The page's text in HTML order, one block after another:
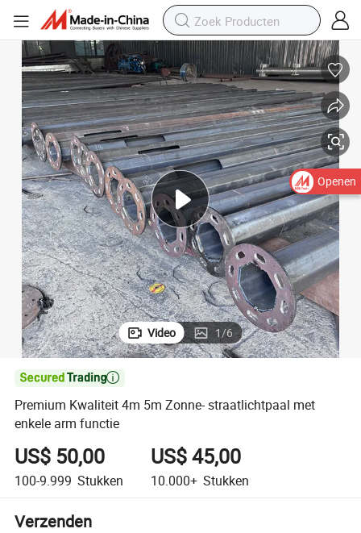
Video 1/6

Premium Kwaliteit 4m 5m Zonne- straatlichtpaal met
enkele arm functie
US$ 50,00
100-9.999 Stukken
US$ 45,00
10.000+ Stukken
Verzenden
Openen